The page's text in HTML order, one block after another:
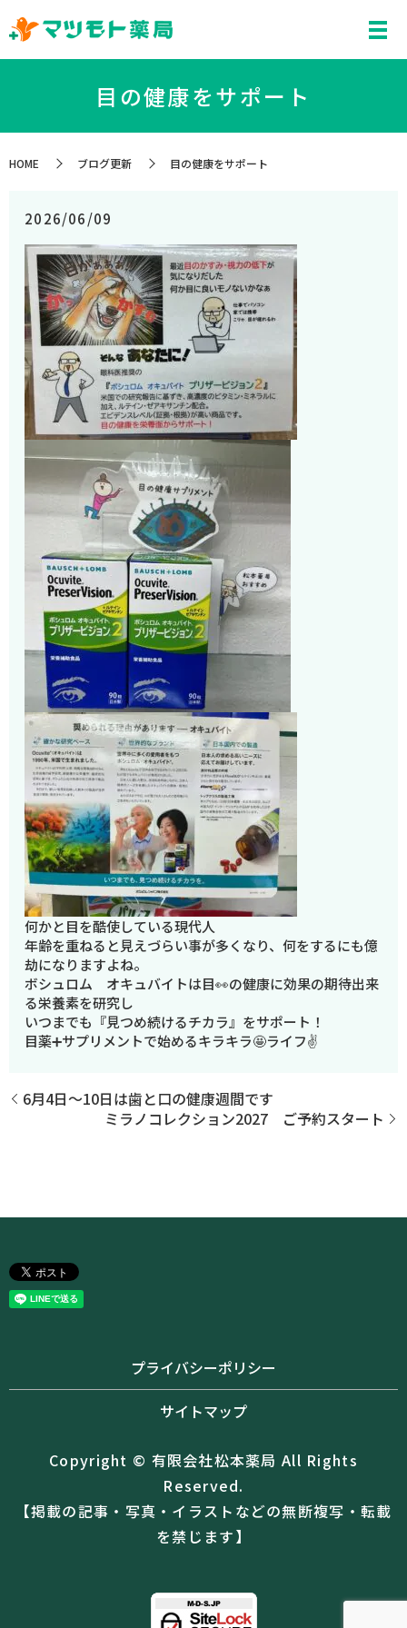
目の健康をサポート
HOME ブログ更新 目の健康をサポート
2026/06/09
何かと目を酷使している現代人
年齢を重ねると見えづらい事が多くなり、何をするにも億
劫になりますよね。
ボシュロム オキュバイトは目👀の健康に効果の期待出来
る栄養素を研究し
いつまでも『見つめ続けるチカラ』をサポート！
目薬➕サプリメントで始めるキラキラ🤩ライフ✌️
6月4日〜10日は歯と口の健康週間です
ミラノコレクション2027 ご予約スタート
プライバシーポリシー
サイトマップ
Copyright © 有限会社松本薬局 All Rights
Reserved.
【掲載の記事・写真・イラストなどの無断複写・転載
を禁じます】